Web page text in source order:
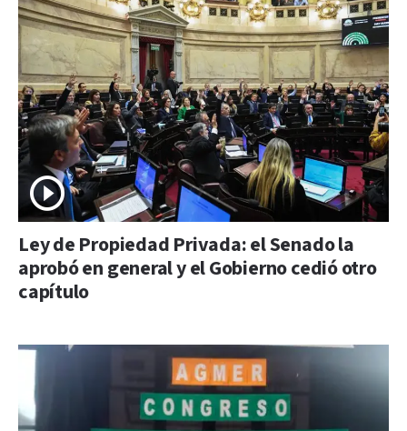
Ley de Propiedad Privada: el Senado la
aprobó en general y el Gobierno cedió otro
capítulo